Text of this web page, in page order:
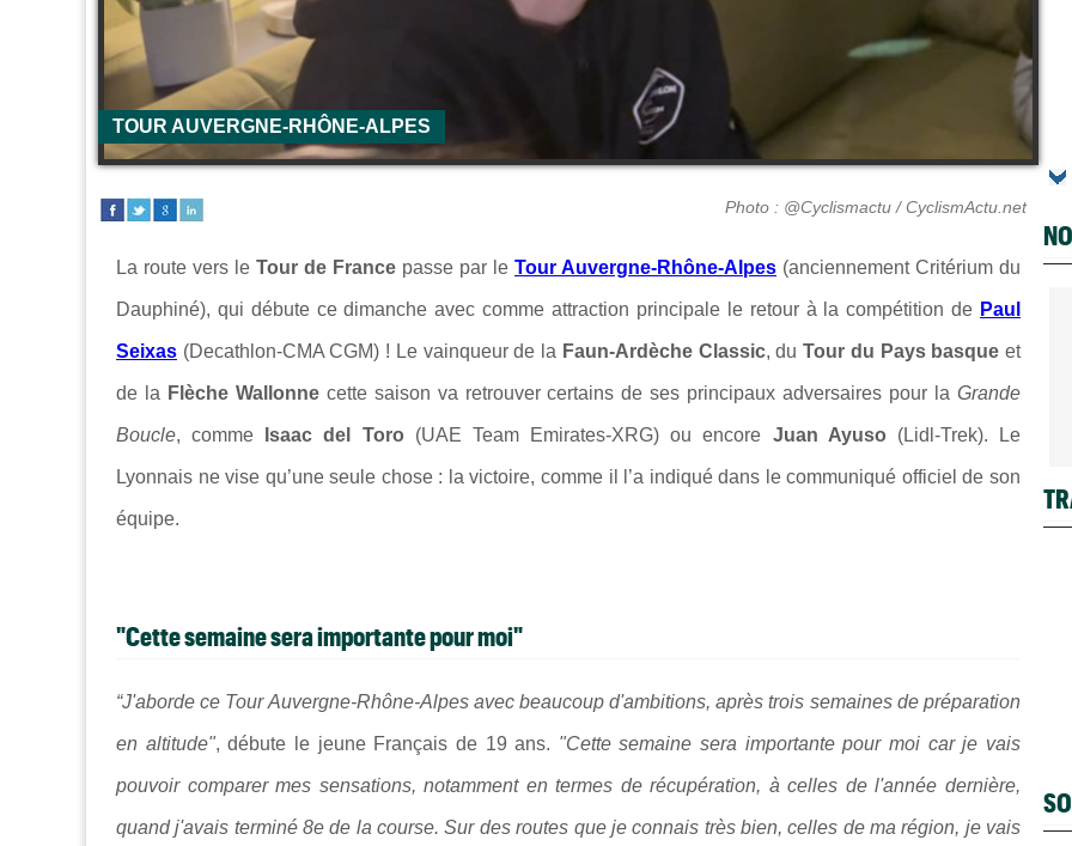
TOUR AUVERGNE-RHÔNE-ALPES
Photo : @Cyclismactu / CyclismActu.net
La route vers le Tour de France passe par le Tour Auvergne-Rhône-Alpes (anciennement Critérium du
Dauphiné), qui débute ce dimanche avec comme attraction principale le retour à la compétition de Paul
Seixas (Decathlon-CMA CGM) ! Le vainqueur de la Faun-Ardèche Classic, duTour du Pays basque et
de la Flèche Wallonnecette saison va retrouver certains de ses principaux adversaires pour laGrande
Boucle, comme Isaac del Toro (UAE Team Emirates-XRG) ou encore Juan Ayuso (Lidl-Trek). Le
Lyonnais ne vise qu’une seule chose : la victoire, comme il l’a indiqué dans le communiqué officiel de son
équipe.
"Cette semaine sera importante pour moi"
“J'aborde ce Tour Auvergne-Rhône-Alpes avec beaucoup d'ambitions, après trois semaines de préparation
en altitude", débute le jeune Français de 19 ans. "Cette semaine sera importante pour moi car je vais
pouvoir comparer mes sensations, notamment en termes de récupération, à celles de l'année dernière,
quand j'avais terminé 8e de la course. Sur des routes que je connais très bien, celles de ma région, je vais